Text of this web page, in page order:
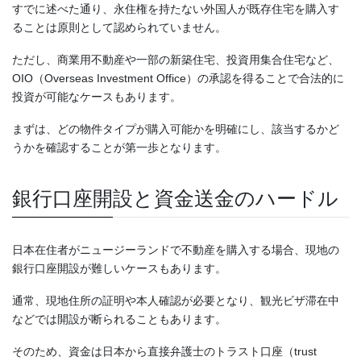
すでに述べた通り、永住権を持たない外国人が既存住宅を購入す
ることは原則として認められていません。
ただし、商業用不動産や一部の新築住宅、投資用集合住宅など、
OIO（Overseas Investment Office）の承認を得ることで合法的に
投資が可能なケースもあります。
まずは、どの物件タイプが購入可能かを明確にし、該当するかど
うかを確認することが第一歩となります。
銀行口座開設と資金送金のハードル
日本在住者がニュージーランドで不動産を購入する場合、現地の
銀行口座開設が難しいケースもあります。
通常、現地住所の証明や本人確認が必要となり、観光ビザ滞在中
などでは開設が断られることもあります。
そのため、資金は日本から直接弁護士のトラスト口座（trust